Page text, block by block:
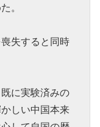
。
失すると同時
に実験済みの
しい中国本来